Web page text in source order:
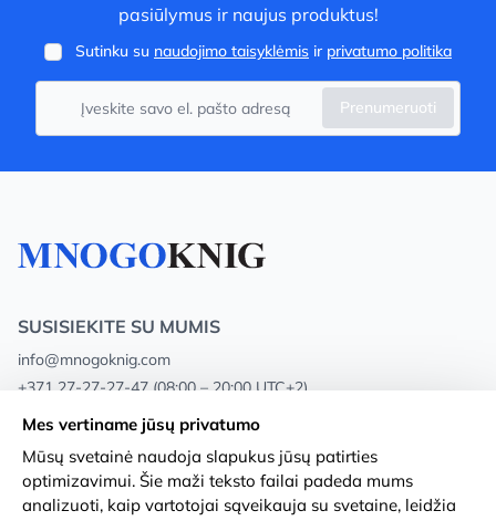
pasiūlymus ir naujus produktus!
Sutinku su naudojimo taisyklėmis ir privatumo politika
Prenumeruoti
SUSISIEKITE SU MUMIS
info@mnogoknig.com
+371 27-27-27-47 (08:00 – 20:00 UTC+2)
Rīga, Augusta Deglava 69d, LV-1082
Apie mus
Parduotuvės
Privacy Policy
Sąlygos ir nuostatos
Mes vertiname jūsų privatumo
Mūsų svetainė naudoja slapukus jūsų patirties
optimizavimui. Šie maži teksto failai padeda mums
analizuoti, kaip vartotojai sąveikauja su svetaine, leidžia